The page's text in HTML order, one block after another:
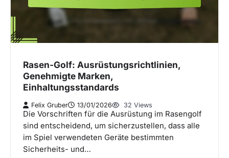
Rasen-Golf: Ausrüstungsrichtlinien,
Genehmigte Marken,
Einhaltungsstandards
Felix Gruber 13/01/2026 32 Views
Die Vorschriften für die Ausrüstung im Rasengolf
sind entscheidend, um sicherzustellen, dass alle
im Spiel verwendeten Geräte bestimmten
Sicherheits- und…